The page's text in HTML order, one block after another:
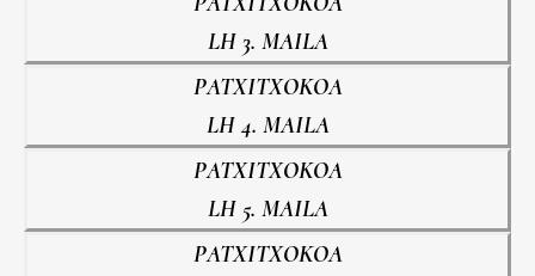
LH 3. MAILA
PATXITXOKOA
LH 4. MAILA
PATXITXOKOA
LH 5. MAILA
PATXITXOKOA